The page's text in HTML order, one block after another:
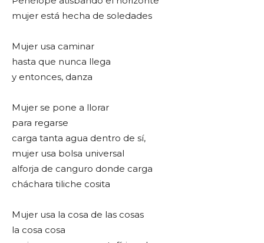
mujer está hecha de soledades
Mujer usa caminar
hasta que nunca llega
y entonces, danza
Mujer se pone a llorar
para regarse
carga tanta agua dentro de sí,
mujer usa bolsa universal
alforja de canguro donde carga
cháchara tiliche cosita
Mujer usa la cosa de las cosas
la cosa cosa